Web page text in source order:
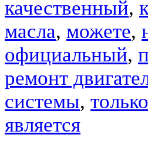
качественный,
масла, можете,
официальный,
ремонт
системы, только
является